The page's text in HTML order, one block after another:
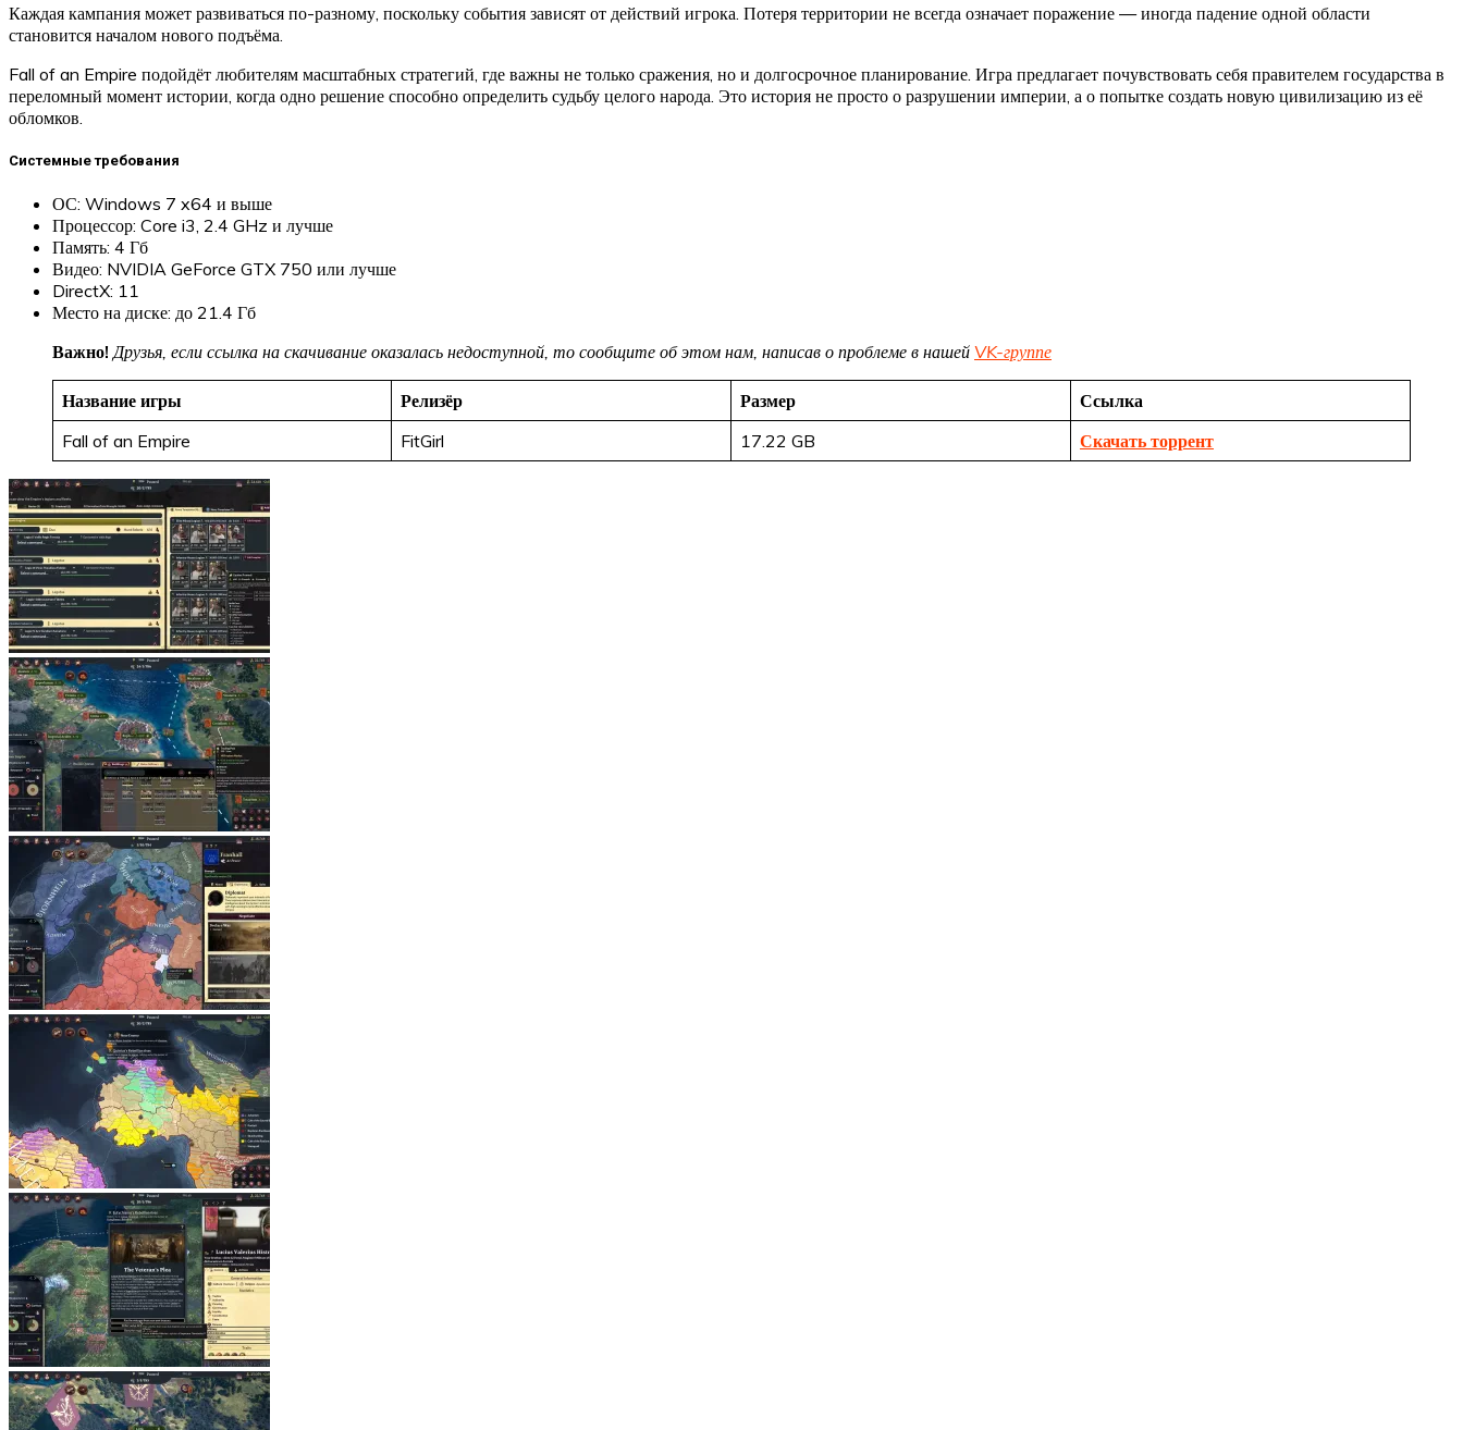
Каждая кампания может развиваться по-разному, поскольку события зависят от действий игрока. Потеря территории не всегда означает поражение — иногда падение одной области
становится началом нового подъёма.
Fall of an Empire подойдёт любителям масштабных стратегий, где важны не только сражения, но и долгосрочное планирование. Игра предлагает почувствовать себя правителем государства в
переломный момент истории, когда одно решение способно определить судьбу целого народа. Это история не просто о разрушении империи, а о попытке создать новую цивилизацию из её
обломков.
Системные требования
ОС: Windows 7 x64 и выше
Процессор: Core i3, 2.4 GHz и лучше
Память: 4 Гб
Видео: NVIDIA GeForce GTX 750 или лучше
DirectX: 11
Место на диске: до 21.4 Гб
Важно!Друзья, если ссылка на скачивание оказалась недоступной, то сообщите об этом нам, написав о проблеме в нашей VK-группе
Название игры Релизёр Размер
Ссылка
Fall of an Empire
FitGirl 17.22 GB Скачать торрент